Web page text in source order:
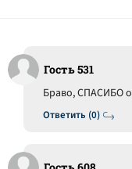
Гость 531
Ответить (0)
Браво, СПАСИБО